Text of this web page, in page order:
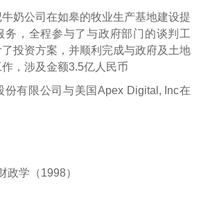
奶公司在如皋的牧业生产基地建设提
务，全程参与了与政府部门的谈判工
投资方案，并顺利完成与政府及土地
，涉及金额3.5亿人民币
份有限公司与美国Apex Digital, Inc在
政学（1998）